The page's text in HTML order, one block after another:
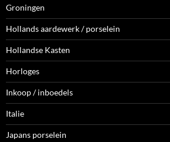
Groningen
Hollands aardewerk / porselein
Hollandse Kasten
Horloges
Inkoop / inboedels
Italie
Japans porselein